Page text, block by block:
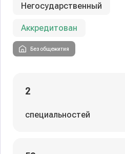
Негосударственный
Аккредитован
Без общежития
2
специальностей